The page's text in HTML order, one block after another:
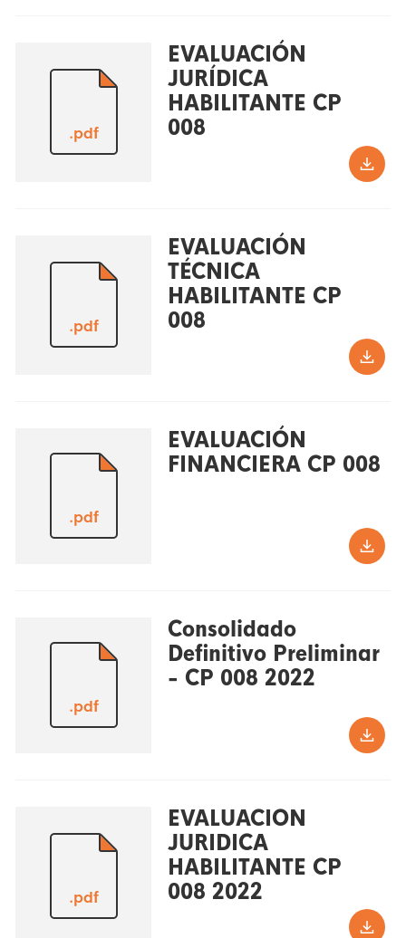
.pdf
EVALUACIÓN
JURÍDICA
HABILITANTE CP
008
.pdf
EVALUACIÓN
TÉCNICA
HABILITANTE CP
008
.pdf
EVALUACIÓN
FINANCIERA CP 008
.pdf
Consolidado
Definitivo Preliminar
- CP 008 2022
.pdf
EVALUACION
JURIDICA
HABILITANTE CP
008 2022